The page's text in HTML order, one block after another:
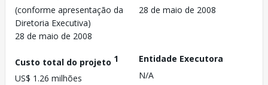
(conforme apresentação da
Diretoria Executiva)
28 de maio de 2008
28 de maio de 2008
Custo total do projeto 1
US$ 1.26 milhões
Entidade Executora
N/A